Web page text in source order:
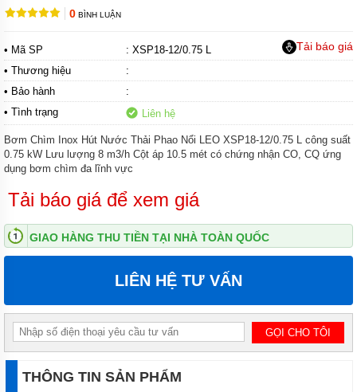
BÙN
MÁY
BƠM
CHÌM
KHỬ
NƯỚC
MÁY
BƠM
CHÌM
KHÁNG
HÓA
CHẤT
MÁY
BƠM
CHÌM
PENTAX
MÁY
BƠM
CHÌM
HÚT
0 BÌNH LUẬN
Tải báo giá
• Mã SP
: XSP18-12/0.75 L
• Thương hiệu
:
• Bảo hành
:
• Tình trạng
Liên hệ
Bơm Chìm Inox Hút Nước Thải Phao Nổi LEO XSP18-12/0.75 L công suất
0.75 kW Lưu lượng 8 m3/h Cột áp 10.5 mét có chứng nhận CO, CQ ứng
dụng bơm chìm đa lĩnh vực
Tải báo giá để xem giá
GIAO HÀNG THU TIỀN TẠI NHÀ TOÀN QUỐC
LIÊN HỆ TƯ VẤN
THÔNG TIN SẢN PHẨM